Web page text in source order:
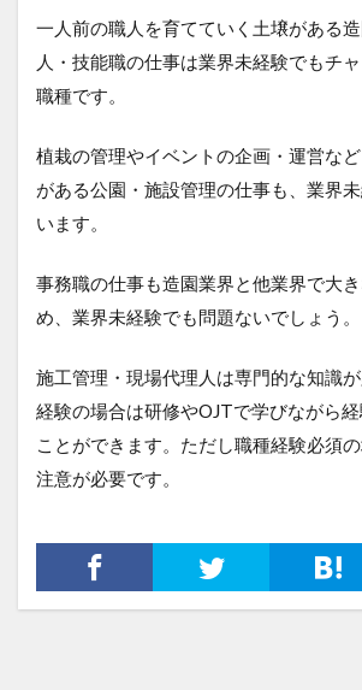
一人前の職人を育てていく土壌がある
人・技能職の仕事は業界未経験でもチ
職種です。
植栽の管理やイベントの企画・運営な
がある公園・施設管理の仕事も、業界
います。
事務職の仕事も造園業界と他業界で大
め、業界未経験でも問題ないでしょう。
施工管理・現場代理人は専門的な知識
経験の場合は研修やOJTで学びながら経
ことができます。ただし職種経験必須
注意が必要です。